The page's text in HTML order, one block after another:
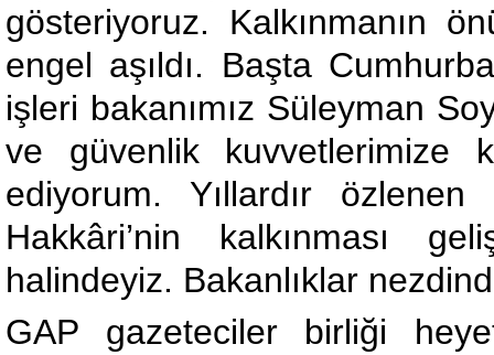
gösteriyoruz. Kalkınmanın
engel aşıldı. Başta
işleri bakanımız Süleyman
ve güvenlik kuvvetlerimize
ediyorum. Yıllardır
Hakkâri’nin kalkınması
halindeyiz. Bakanlıklar
GAP gazeteciler birliği